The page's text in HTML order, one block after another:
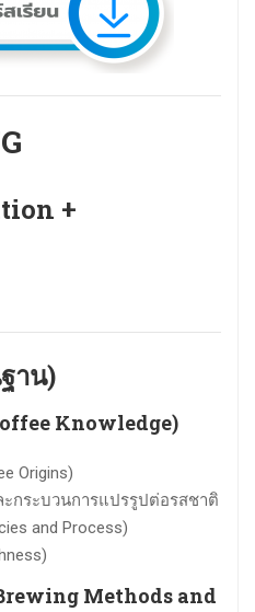
+
าน)
Knowledge)
Origins)
กระบวนการแปรรูปต่อรสชาติ
and Process)
Methods and